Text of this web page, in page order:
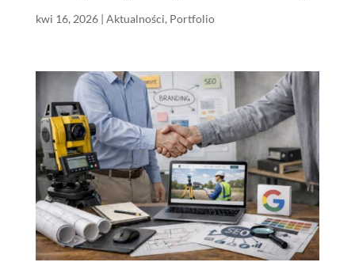
kwi 16, 2026| Aktualności, Portfolio